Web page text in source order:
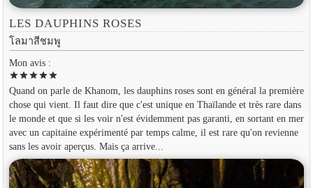
LES DAUPHINS ROSES
โลมาสีชมพู
Mon avis :
starstarstarstarstar
Quand on parle de Khanom, les dauphins roses sont en général la première
chose qui vient. Il faut dire que c'est unique en Thaïlande et très rare dans
le monde et que si les voir n'est évidemment pas garanti, en sortant en mer
avec un capitaine expérimenté par temps calme, il est rare qu'on revienne
sans les avoir aperçus. Mais ça arrive...